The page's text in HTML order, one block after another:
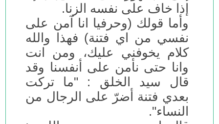
إذا خاف على نفسه الزنا.
وأما قولك (وحرفيا انا آمن على
نفسي من اي فتنة) فهذا والله
كلام يخوفني عليك، ومن انت
وانا حتى نأمن على أنفسنا وقد
قال سيد الخلق : "ما تركت
بعدي فتنة أضرّ على الرجال من
النساء".